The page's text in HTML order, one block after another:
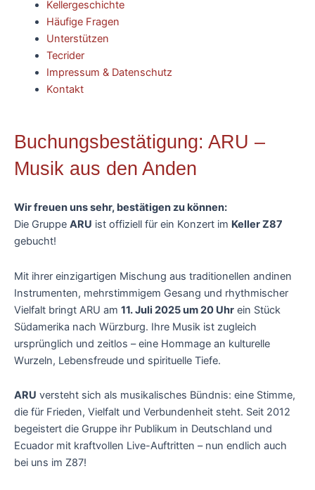
Kellergeschichte
Häufige Fragen
Unterstützen
Tecrider
Impressum & Datenschutz
Kontakt
Buchungsbestätigung: ARU –
Musik aus den Anden
Wir freuen uns sehr, bestätigen zu können:
Die Gruppe ARU ist offiziell für ein Konzert im Keller Z87
gebucht!
Mit ihrer einzigartigen Mischung aus traditionellen andinen
Instrumenten, mehrstimmigem Gesang und rhythmischer
Vielfalt bringt ARU am 11. Juli 2025 um 20 Uhr ein Stück
Südamerika nach Würzburg. Ihre Musik ist zugleich
ursprünglich und zeitlos – eine Hommage an kulturelle
Wurzeln, Lebensfreude und spirituelle Tiefe.
ARU versteht sich als musikalisches Bündnis: eine Stimme,
die für Frieden, Vielfalt und Verbundenheit steht. Seit 2012
begeistert die Gruppe ihr Publikum in Deutschland und
Ecuador mit kraftvollen Live-Auftritten – nun endlich auch
bei uns im Z87!